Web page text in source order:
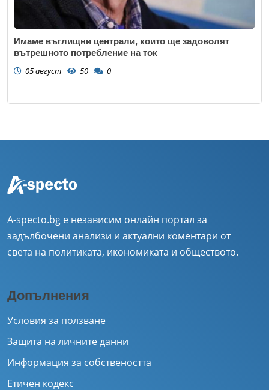
Имаме въглищни централи, които ще задоволят
вътрешното потребление на ток
05 август 50 0
A-specto.bg е независим онлайн портал за
задълбочени анализи и актуални коментари от
света на политиката, икономиката и обществото.
Допълнения
Условия за ползване
Защита на личните данни
Информация за собствеността
Етичен кодекс